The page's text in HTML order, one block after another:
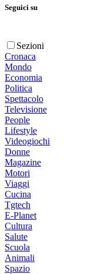
Seguici su
Sezioni
Cronaca
Mondo
Economia
Politica
Spettacolo
Televisione
People
Lifestyle
Videogiochi
Donne
Magazine
Motori
Viaggi
Cucina
Tgtech
E-Planet
Cultura
Salute
Scuola
Animali
Spazio